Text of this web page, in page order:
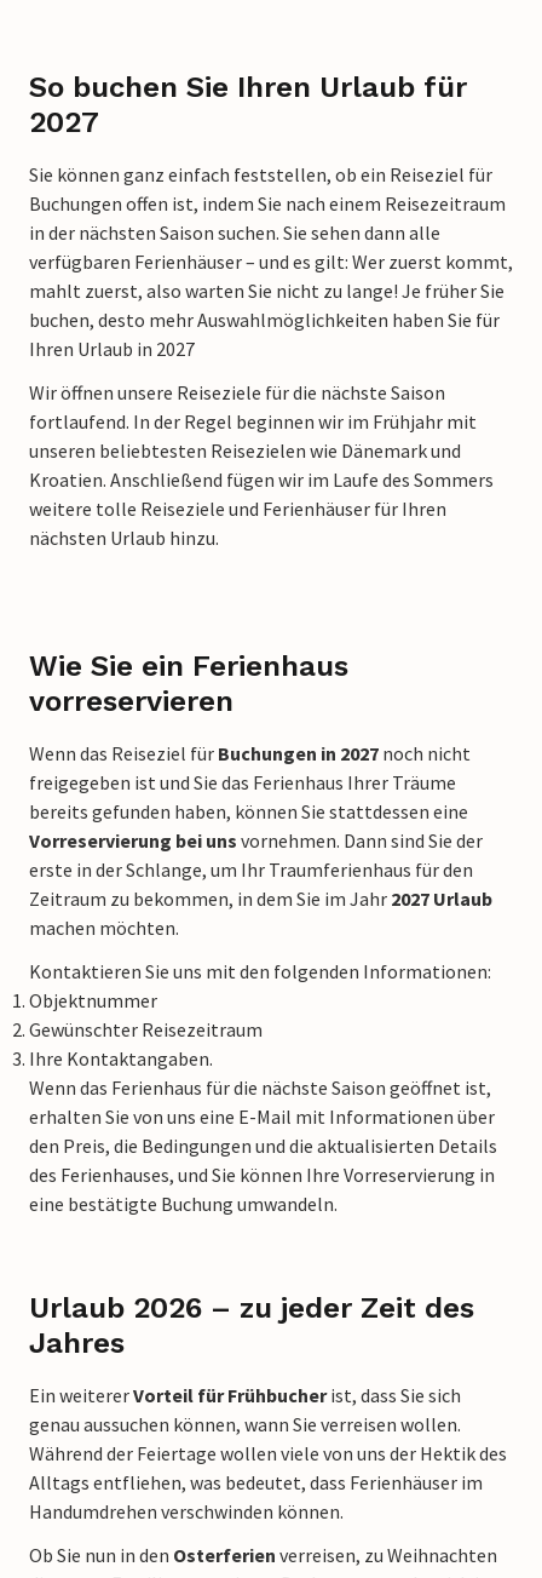
So buchen Sie Ihren Urlaub für
2027
Sie können ganz einfach feststellen, ob ein Reiseziel für
Buchungen offen ist, indem Sie nach einem Reisezeitraum
in der nächsten Saison suchen. Sie sehen dann alle
verfügbaren Ferienhäuser – und es gilt: Wer zuerst kommt,
mahlt zuerst, also warten Sie nicht zu lange! Je früher Sie
buchen, desto mehr Auswahlmöglichkeiten haben Sie für
Ihren Urlaub in 2027
Wir öffnen unsere Reiseziele für die nächste Saison
fortlaufend. In der Regel beginnen wir im Frühjahr mit
unseren beliebtesten Reisezielen wie Dänemark und
Kroatien. Anschließend fügen wir im Laufe des Sommers
weitere tolle Reiseziele und Ferienhäuser für Ihren
nächsten Urlaub hinzu.
Wie Sie ein Ferienhaus
vorreservieren
Wenn das Reiseziel für Buchungen in 2027 noch nicht
freigegeben ist und Sie das Ferienhaus Ihrer Träume
bereits gefunden haben, können Sie stattdessen eine
Vorreservierung bei uns vornehmen. Dann sind Sie der
erste in der Schlange, um Ihr Traumferienhaus für den
Zeitraum zu bekommen, in dem Sie im Jahr 2027 Urlaub
machen möchten.
Kontaktieren Sie uns mit den folgenden Informationen:
Objektnummer
Gewünschter Reisezeitraum
Ihre Kontaktangaben.
Wenn das Ferienhaus für die nächste Saison geöffnet ist,
erhalten Sie von uns eine E-Mail mit Informationen über
den Preis, die Bedingungen und die aktualisierten Details
des Ferienhauses, und Sie können Ihre Vorreservierung in
eine bestätigte Buchung umwandeln.
Urlaub 2026 – zu jeder Zeit des
Jahres
Ein weitererVorteil für Frühbucherist, dass Sie sich
genau aussuchen können, wann Sie verreisen wollen.
Während der Feiertage wollen viele von uns der Hektik des
Alltags entfliehen, was bedeutet, dass Ferienhäuser im
Handumdrehen verschwinden können.
Ob Sie nun in den Osterferien verreisen, zu Weihnachten